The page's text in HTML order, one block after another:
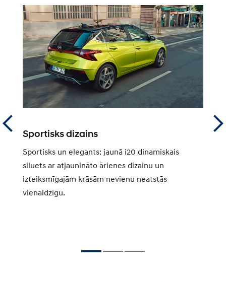
Sportisks dizains
Sportisks un elegants: jaunā i20 dinamiskais
siluets ar atjaunināto ārienes dizainu un
izteiksmīgajām krāsām nevienu neatstās
vienaldzīgu.